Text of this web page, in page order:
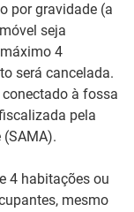
por gravidade (a
seja
4
será cancelada.
conectado à fossa
pela
4 habitações ou
mesmo